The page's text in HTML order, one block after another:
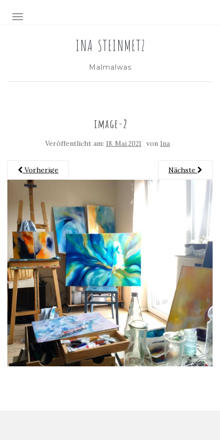
NAVIGATION EIN-/AUSSCHALTEN
INA STEINMETZ
Malmalwas
image-2
Veröffentlicht am: 18. Mai 2021 von Ina
Vorherige Nächste